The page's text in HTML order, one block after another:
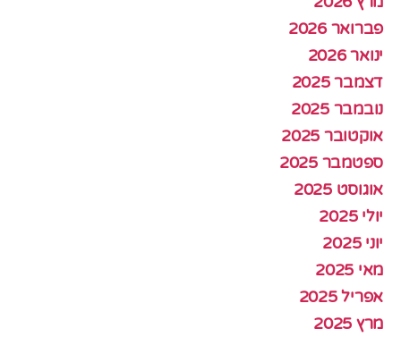
פברואר 2026
ינואר 2026
דצמבר 2025
נובמבר 2025
אוקטובר 2025
ספטמבר 2025
אוגוסט 2025
יולי 2025
יוני 2025
מאי 2025
אפריל 2025
מרץ 2025